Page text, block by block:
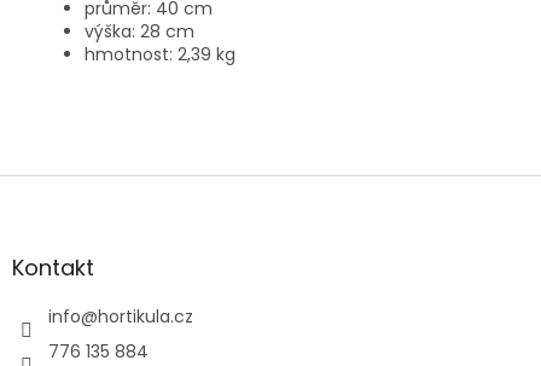
průměr: 40 cm
výška: 28 cm
hmotnost: 2,39 kg
Z
aKontakt
info@hortikula.cz
776 135 884